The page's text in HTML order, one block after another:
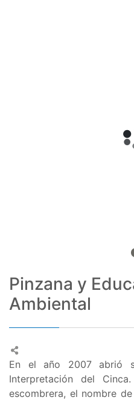
Pinzana y
Ambiental
En el año 2007 abrió
Interpretación del
escombrera, el nombre